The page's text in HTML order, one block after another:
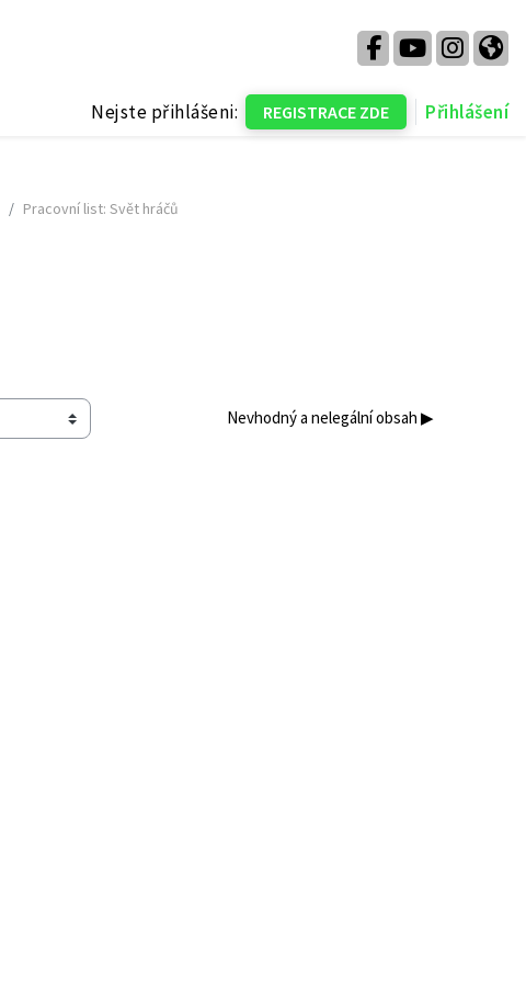
Nejste přihlášeni: REGISTRACE ZDE Přihlášení
Pracovní list: Svět hráčů
Nevhodný a nelegální obsah ▶︎